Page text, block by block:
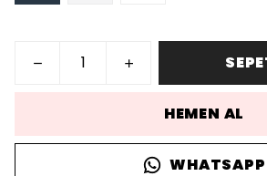
HEMEN AL
WHATSAPP